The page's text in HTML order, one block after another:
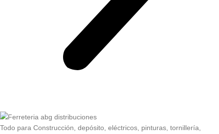
Todo para Construcción, depósito, eléctricos, pinturas, tornillería,